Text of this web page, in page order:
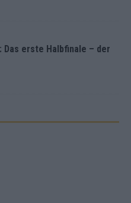
Das erste Halbfinale – der